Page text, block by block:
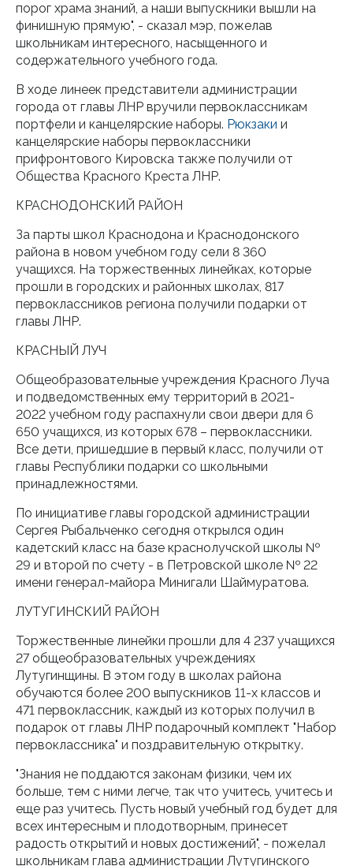
порог храма знаний, а наши выпускники вышли на
финишную прямую", - сказал мэр, пожелав
школьникам интересного, насыщенного и
содержательного учебного года.
В ходе линеек представители администрации
города от главы ЛНР вручили первоклассникам
портфели и канцелярские наборы. Рюкзаки и
канцелярские наборы первоклассники
прифронтового Кировска также получили от
Общества Красного Креста ЛНР.
КРАСНОДОНСКИЙ РАЙОН
За парты школ Краснодона и Краснодонского
района в новом учебном году сели 8 360
учащихся. На торжественных линейках, которые
прошли в городских и районных школах, 817
первоклассников региона получили подарки от
главы ЛНР.
КРАСНЫЙ ЛУЧ
Общеобразовательные учреждения Красного Луча
и подведомственных ему территорий в 2021-
2022 учебном году распахнули свои двери для 6
650 учащихся, из которых 678 – первоклассники.
Все дети, пришедшие в первый класс, получили от
главы Республики подарки со школьными
принадлежностями.
По инициативе главы городской администрации
Сергея Рыбальченко сегодня открылся один
кадетский класс на базе краснолучской школы №
29 и второй по счету - в Петровской школе № 22
имени генерал-майора Минигали Шаймуратова.
ЛУТУГИНСКИЙ РАЙОН
Торжественные линейки прошли для 4 237 учащихся
27 общеобразовательных учреждениях
Лутугинщины. В этом году в школах района
обучаются более 200 выпускников 11-х классов и
471 первоклассник, каждый из которых получил в
подарок от главы ЛНР подарочный комплект "Набор
первоклассника" и поздравительную открытку.
"Знания не поддаются законам физики, чем их
больше, тем с ними легче, так что учитесь, учитесь и
еще раз учитесь. Пусть новый учебный год будет для
всех интересным и плодотворным, принесет
радость открытий и новых достижений", - пожелал
школьникам глава администрации Лутугинского